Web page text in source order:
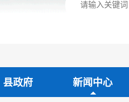
县政府 新闻中心